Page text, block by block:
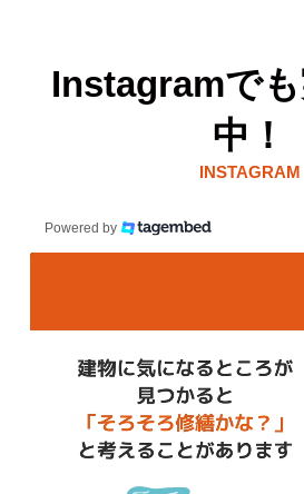
Instagramで
中！
INSTAGRAM
Powered by